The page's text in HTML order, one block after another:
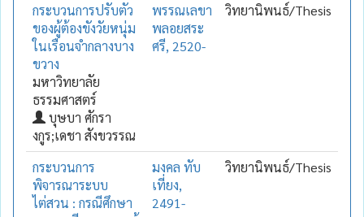
กระบวนการปรับตัว
ของผู้ต้องขังวัยหนุ่ม
ในเรือนจำกลางบาง
ขวาง
มหาวิทยาลัย
ธรรมศาสตร์
บุษบา ศักรา
งกูร;เดชา สังขวรรณ
พรรณเลขา
พลอยสระ
ศรี, 2520-
วิทยานิพนธ์/Thesis
กระบวนการ
พิจารณาระบบ
ไต่สวน : กรณีศึกษา
มงคล ทับ
เที่ยง,
2491-
วิทยานิพนธ์/Thesis